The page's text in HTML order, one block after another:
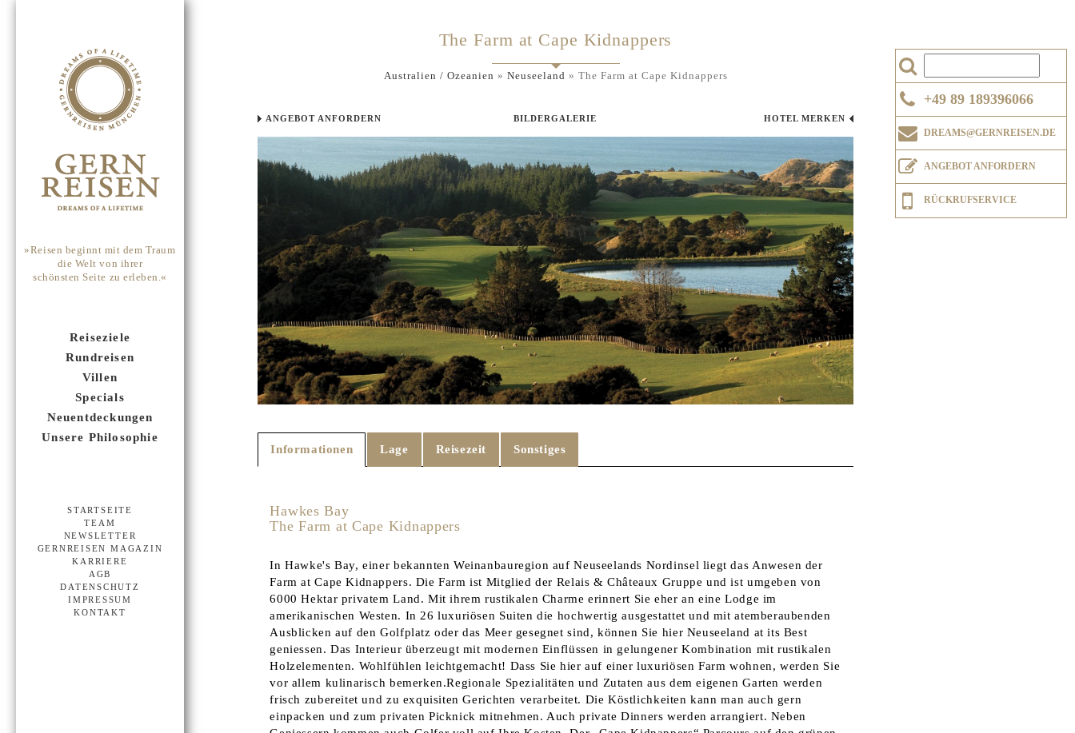
»Reisen beginnt mit dem Traum
die Welt von ihrer
schönsten Seite zu erleben.«
Reiseziele
Rundreisen
Villen
Specials
Neuentdeckungen
Unsere Philosophie
STARTSEITE
TEAM
NEWSLETTER
GERNREISEN MAGAZIN
KARRIERE
AGB
DATENSCHUTZ
IMPRESSUM
KONTAKT
+49 89 189396066
DREAMS@GERNREISEN.DE
ANGEBOT ANFORDERN
RÜCKRUFSERVICE
The Farm at Cape Kidnappers
Australien / Ozeanien » Neuseeland » The Farm at Cape Kidnappers
ANGEBOT ANFORDERN BILDERGALERIE HOTEL MERKEN
Informationen Lage Reisezeit Sonstiges
Hawkes Bay
The Farm at Cape Kidnappers
In Hawke's Bay, einer bekannten Weinanbauregion auf Neuseelands Nordinsel liegt das Anwesen der
Farm at Cape Kidnappers. Die Farm ist Mitglied der Relais & Châteaux Gruppe und ist umgeben von
6000 Hektar privatem Land. Mit ihrem rustikalen Charme erinnert Sie eher an eine Lodge im
amerikanischen Westen. In 26 luxuriösen Suiten die hochwertig ausgestattet und mit atemberaubenden
Ausblicken auf den Golfplatz oder das Meer gesegnet sind, können Sie hier Neuseeland at its Best
geniessen. Das Interieur überzeugt mit modernen Einflüssen in gelungener Kombination mit rustikalen
Holzelementen. Wohlfühlen leichtgemacht! Dass Sie hier auf einer luxuriösen Farm wohnen, werden Sie
vor allem kulinarisch bemerken.Regionale Spezialitäten und Zutaten aus dem eigenen Garten werden
frisch zubereitet und zu exquisiten Gerichten verarbeitet. Die Köstlichkeiten kann man auch gern
einpacken und zum privaten Picknick mitnehmen. Auch private Dinners werden arrangiert. Neben